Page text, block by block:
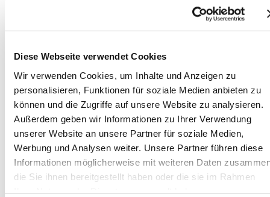
Diese Webseite verwendet Cookies
Wir verwenden Cookies, um Inhalte und Anzeigen zu
personalisieren, Funktionen für soziale Medien anbieten zu
können und die Zugriffe auf unsere Website zu analysieren.
Außerdem geben wir Informationen zu Ihrer Verwendung
unserer Website an unsere Partner für soziale Medien,
Werbung und Analysen weiter. Unsere Partner führen diese
Informationen möglicherweise mit weiteren Daten
die Sie ihnen bereitgestellt haben oder die sie im Rahmen
Service & Support
Service
Reparatur
Ersatzteile
News
Veranstaltungen
Highlights
Unsere Kunden
Fotos & Videos
Kontakt / Anfahrt
Team Zentrale
Team NL Süd